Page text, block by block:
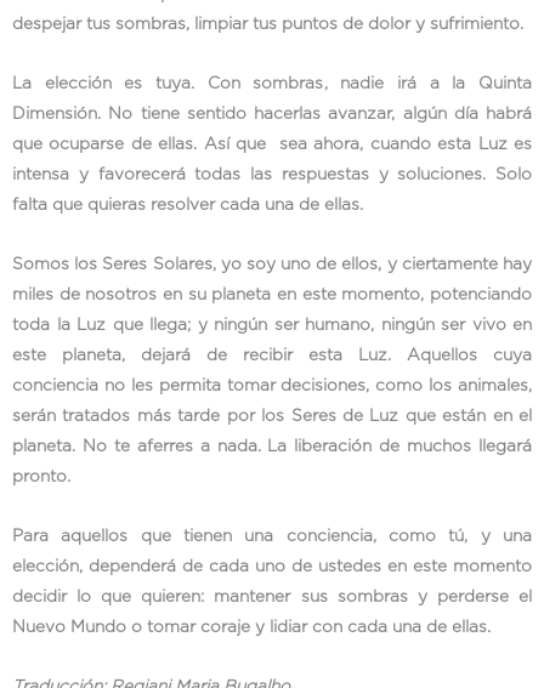
despejar tus sombras, limpiar tus puntos de dolor y sufrimiento.
La elección es tuya. Con sombras, nadie irá a la Quinta
Dimensión. No tiene sentido hacerlas avanzar, algún día habrá
que ocuparse de ellas. Así que sea ahora, cuando esta Luz es
intensa y favorecerá todas las respuestas y soluciones. Solo
falta que quieras resolver cada una de ellas.
Somos los Seres Solares, yo soy uno de ellos, y ciertamente hay
miles de nosotros en su planeta en este momento, potenciando
toda la Luz que llega; y ningún ser humano, ningún ser vivo en
este planeta, dejará de recibir esta Luz. Aquellos cuya
conciencia no les permita tomar decisiones, como los animales,
serán tratados más tarde por los Seres de Luz que están en el
planeta. No te aferres a nada. La liberación de muchos llegará
pronto.
Para aquellos que tienen una conciencia, como tú, y una
elección, dependerá de cada uno de ustedes en este momento
decidir lo que quieren: mantener sus sombras y perderse el
Nuevo Mundo o tomar coraje y lidiar con cada una de ellas.